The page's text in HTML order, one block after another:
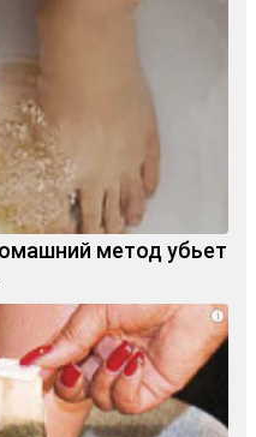
метод убьет
i